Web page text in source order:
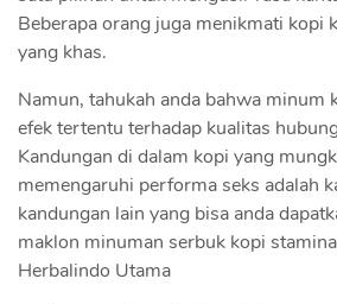
Beberapa orang juga menikmati kopi
yang khas.
Namun, tahukah anda bahwa minum
efek tertentu terhadap kualitas
Kandungan di dalam kopi yang
memengaruhi performa seks adalah
kandungan lain yang bisa anda
maklon minuman serbuk kopi
Herbalindo Utama